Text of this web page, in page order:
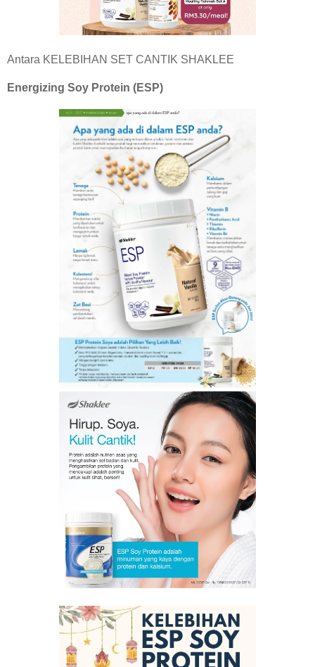
Antara KELEBIHAN SET CANTIK SHAKLEE
Energizing Soy Protein (ESP)